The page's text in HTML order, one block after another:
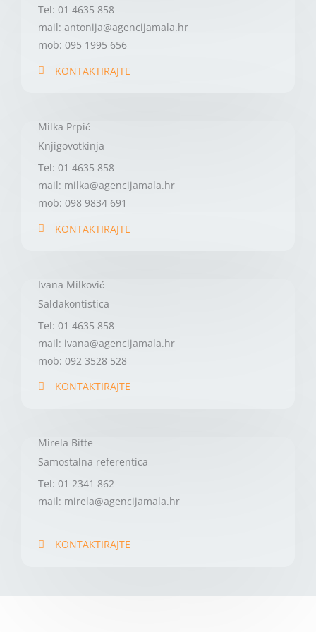
Tel: 01 4635 858
mail: antonija@agencijamala.hr
mob: 095 1995 656
KONTAKTIRAJTE
Milka Prpić
Knjigovotkinja
Tel: 01 4635 858
mail: milka@agencijamala.hr
mob: 098 9834 691
KONTAKTIRAJTE
Ivana Milković
Saldakontistica
Tel: 01 4635 858
mail: ivana@agencijamala.hr
mob: 092 3528 528
KONTAKTIRAJTE
Mirela Bitte
Samostalna referentica
Tel: 01 2341 862
mail: mirela@agencijamala.hr
KONTAKTIRAJTE